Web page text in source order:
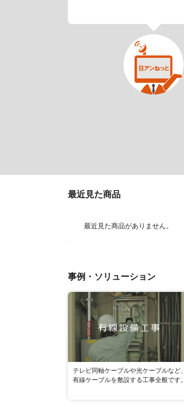
最近見た商品
最近見た商品がありません。
事例・ソリューション
テレビ同軸ケーブルや光ケーブルなど、
有線ケーブルを敷設する工事全般です。